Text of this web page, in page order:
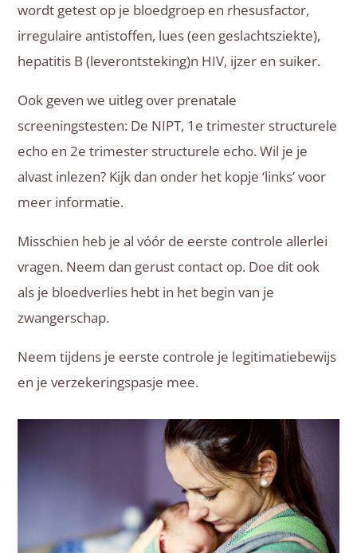
wordt getest op je bloedgroep en rhesusfactor,
irregulaire antistoffen, lues (een geslachtsziekte),
hepatitis B (leverontsteking)n HIV, ijzer en suiker.
Ook geven we uitleg over prenatale
screeningstesten: De NIPT, 1e trimester structurele
echo en 2e trimester structurele echo. Wil je je
alvast inlezen? Kijk dan onder het kopje ‘links’ voor
meer informatie.
Misschien heb je al vóór de eerste controle allerlei
vragen. Neem dan gerust contact op. Doe dit ook
als je bloedverlies hebt in het begin van je
zwangerschap.
Neem tijdens je eerste controle je legitimatiebewijs
en je verzekeringspasje mee.